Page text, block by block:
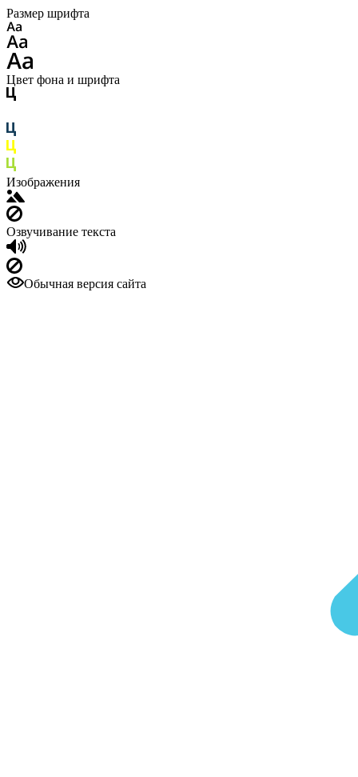
Размер шрифта
Цвет фона и шрифта
Изображения
Озвучивание текста
Обычная версия сайта